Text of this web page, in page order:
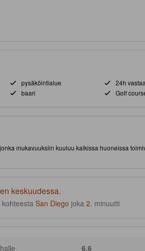
pysäköintialue
24h
baari Golf
mukavuuksiin kuuluu kaikissa huoneissa
(San Diegon keskusta) ansiosta. Tämä 3.5
keskuudessa.
San Diego joka 2. minuutti
6,6